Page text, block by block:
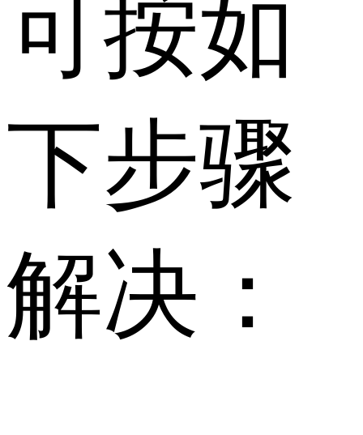
可按如
下步骤
解决：